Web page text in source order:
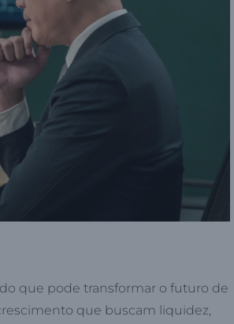
que pode transformar o futuro de
que buscam liquidez,